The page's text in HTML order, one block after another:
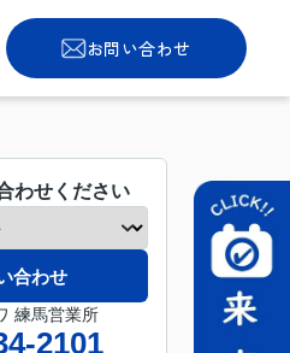
お問い合わせ
わせください
合わせ
練馬営業所
2101